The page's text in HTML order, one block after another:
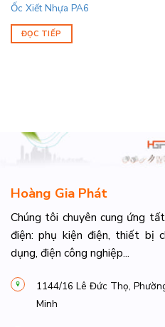
Ốc Xiết Nhựa PA6
ĐỌC TIẾP
Hoàng Gia Phát
Chúng tôi chuyên cung ứng
điện: phụ kiện điện, thiết bị
dụng, điện công nghiệp...
1144/16 Lê Đức Thọ,
Minh